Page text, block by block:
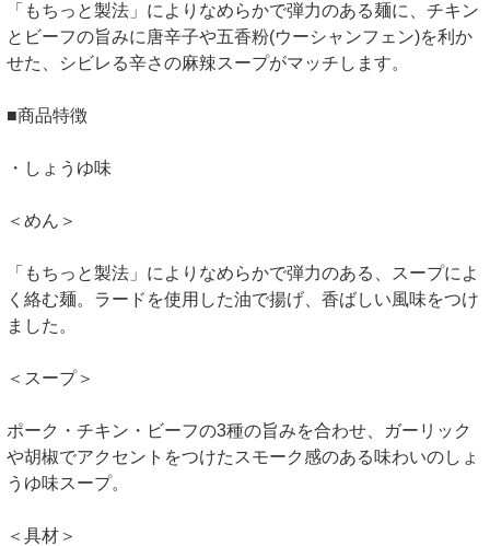
「もちっと製法」によりなめらかで弾力のある麺に、チキン
とビーフの旨みに唐辛子や五香粉(ウーシャンフェン)を利か
せた、シビレる辛さの麻辣スープがマッチします。
■商品特徴
・しょうゆ味
＜めん＞
「もちっと製法」によりなめらかで弾力のある、スープによ
く絡む麺。ラードを使用した油で揚げ、香ばしい風味をつけ
ました。
＜スープ＞
ポーク・チキン・ビーフの3種の旨みを合わせ、ガーリック
や胡椒でアクセントをつけたスモーク感のある味わいのしょ
うゆ味スープ。
＜具材＞